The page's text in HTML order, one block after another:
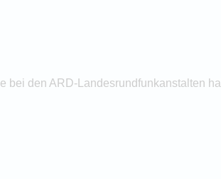
den ARD-Landesrundfunkanstalten